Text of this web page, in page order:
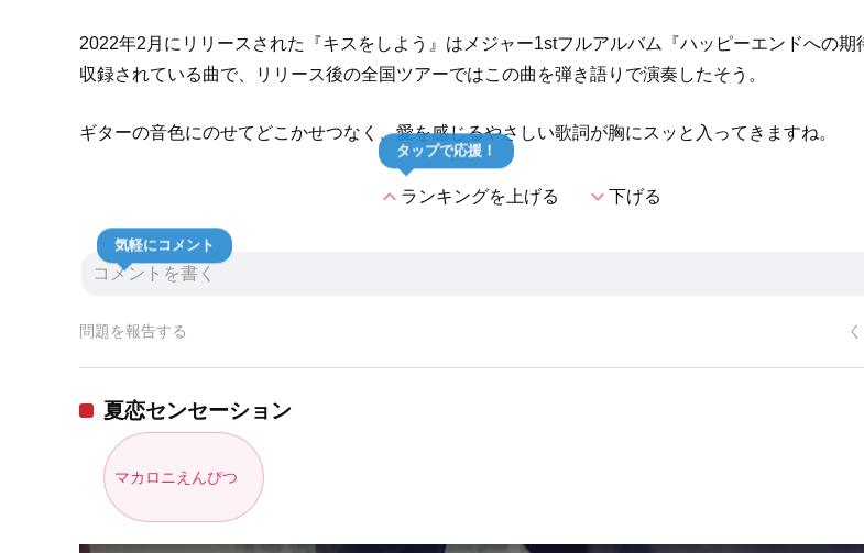
2022年2月にリリースされた『キスをしよう』はメジャー1stフルアルバム『ハッピーエンドへの期
収録されている曲で、リリース後の全国ツアーではこの曲を弾き語りで演奏したそう。
ギターの音色にのせてどこかせつなく、愛を感じるやさしい歌詞が胸にスッと入ってきますね。
expand_lessランキングを上げる
タップで応援！
expand_more下げる
気軽にコメント
問題を報告する
夏恋センセーション
マカロニえんぴつ